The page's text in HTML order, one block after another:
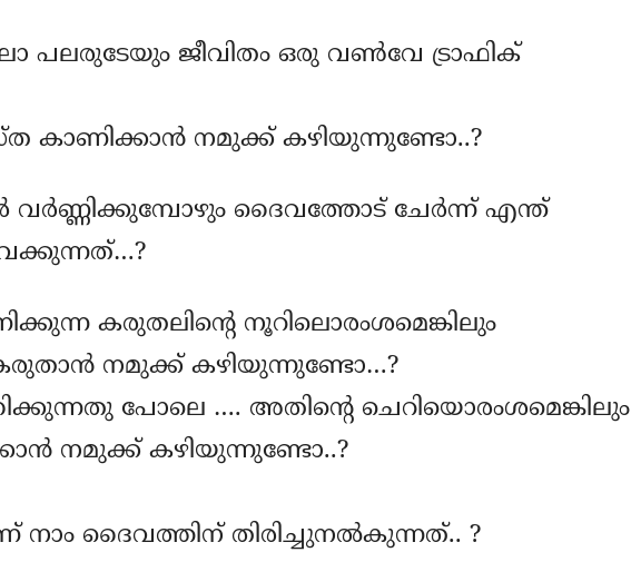
പലരുടേയും ജീവിതം ഒരു വൺവേ ട്രാഫിക്
കാണിക്കാൻ നമുക്ക് കഴിയുന്നുണ്ടോ..?
വർണ്ണിക്കുമ്പോഴും ദൈവത്തോട് ചേർന്ന് എന്ത്
കരുതലിന്റെ നൂറിലൊരംശമെങ്കിലും
നമുക്ക് കഴിയുന്നുണ്ടോ…?
പോലെ …. അതിന്റെ ചെറിയൊരംശമെങ്കിലും
നമുക്ക് കഴിയുന്നുണ്ടോ..?
ദൈവത്തിന് തിരിച്ചുനൽകുന്നത്.. ?